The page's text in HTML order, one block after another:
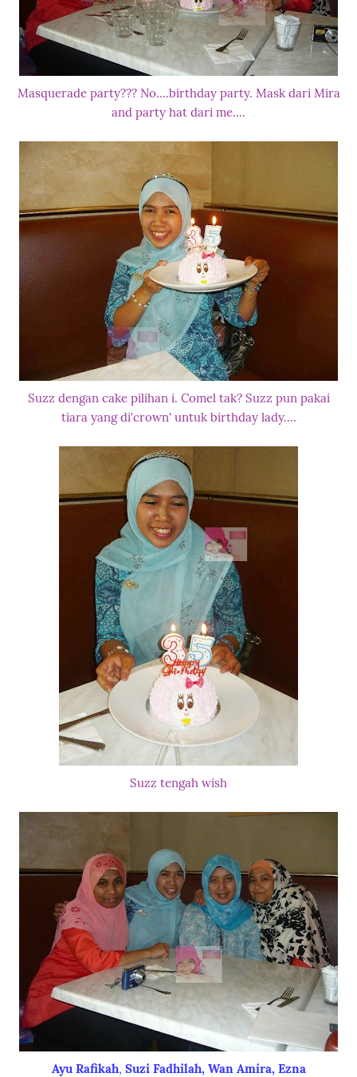
Masquerade party??? No....birthday party. Mask dari Mira
and party hat dari me....
Suzz dengan cake pilihan i. Comel tak? Suzz pun pakai
tiara yang di'crown' untuk birthday lady....
Suzz tengah wish
Ayu Rafikah, Suzi Fadhilah, Wan Amira, Ezna